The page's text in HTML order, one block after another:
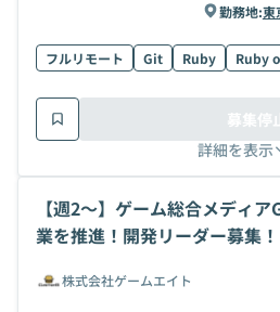
勤務地:東
フルリモート Git Ruby Ruby
詳細を表示
募集停
【週2〜】ゲーム総合メディ
業を推進！開発リーダー募集！
株式会社ゲームエイト